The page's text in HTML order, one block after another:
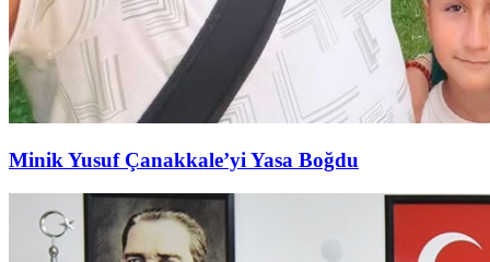
Minik Yusuf Çanakkale’yi Yasa Boğdu